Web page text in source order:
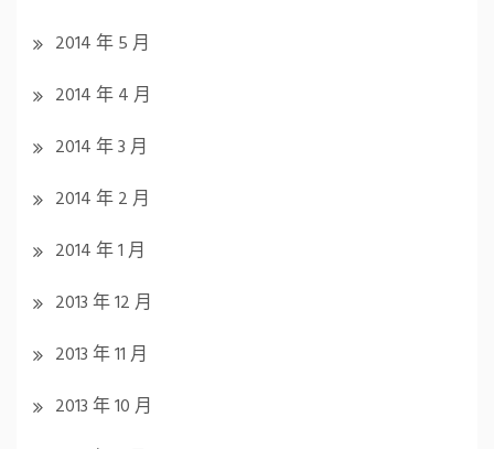
2014 年 5 月
2014 年 4 月
2014 年 3 月
2014 年 2 月
2014 年 1 月
2013 年 12 月
2013 年 11 月
2013 年 10 月